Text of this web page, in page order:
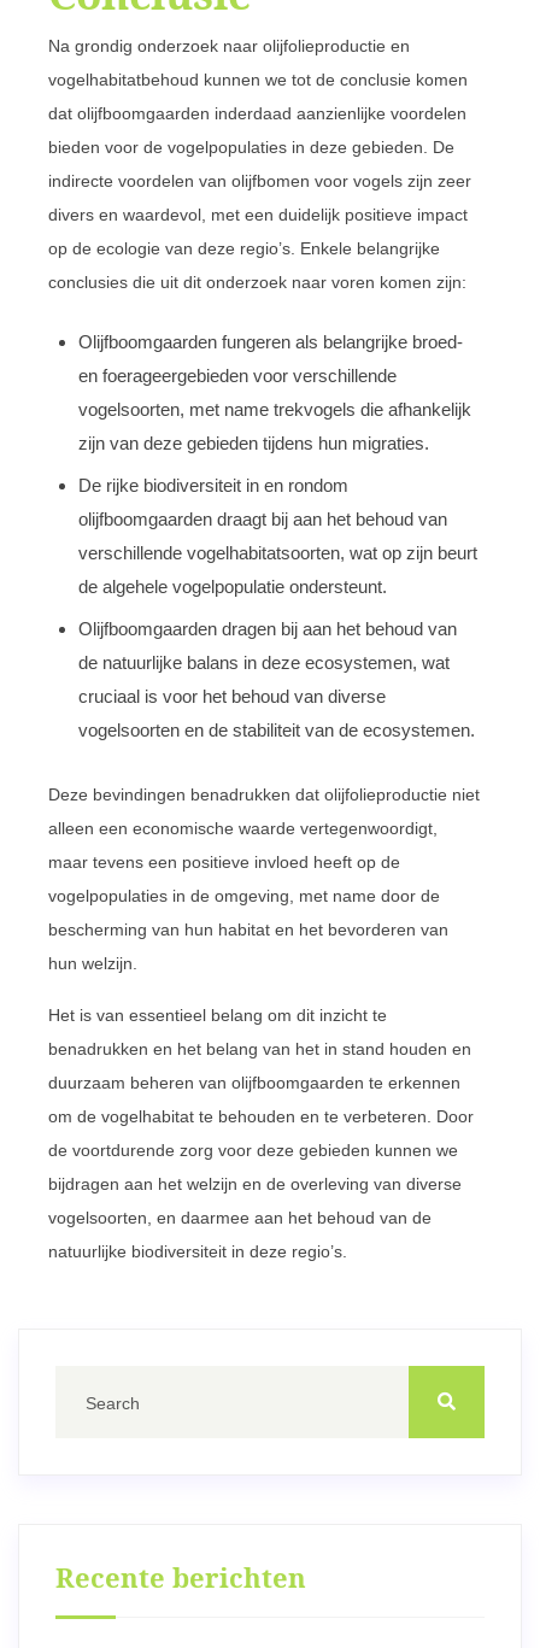
Na grondig onderzoek naar olijfolieproductie en
vogelhabitatbehoud kunnen we tot de conclusie komen
dat olijfboomgaarden inderdaad aanzienlijke voordelen
bieden voor de vogelpopulaties in deze gebieden. De
indirecte voordelen van olijfbomen voor vogels zijn zeer
divers en waardevol, met een duidelijk positieve impact
op de ecologie van deze regio’s. Enkele belangrijke
conclusies die uit dit onderzoek naar voren komen zijn:
Olijfboomgaarden fungeren als belangrijke broed-
en foerageergebieden voor verschillende
vogelsoorten, met name trekvogels die afhankelijk
zijn van deze gebieden tijdens hun migraties.
De rijke biodiversiteit in en rondom
olijfboomgaarden draagt bij aan het behoud van
verschillende vogelhabitatsoorten, wat op zijn beurt
de algehele vogelpopulatie ondersteunt.
Olijfboomgaarden dragen bij aan het behoud van
de natuurlijke balans in deze ecosystemen, wat
cruciaal is voor het behoud van diverse
vogelsoorten en de stabiliteit van de ecosystemen.
Deze bevindingen benadrukken dat olijfolieproductie niet
alleen een economische waarde vertegenwoordigt,
maar tevens een positieve invloed heeft op de
vogelpopulaties in de omgeving, met name door de
bescherming van hun habitat en het bevorderen van
hun welzijn.
Het is van essentieel belang om dit inzicht te
benadrukken en het belang van het in stand houden en
duurzaam beheren van olijfboomgaarden te erkennen
om de vogelhabitat te behouden en te verbeteren. Door
de voortdurende zorg voor deze gebieden kunnen we
bijdragen aan het welzijn en de overleving van diverse
vogelsoorten, en daarmee aan het behoud van de
natuurlijke biodiversiteit in deze regio’s.
Recente berichten